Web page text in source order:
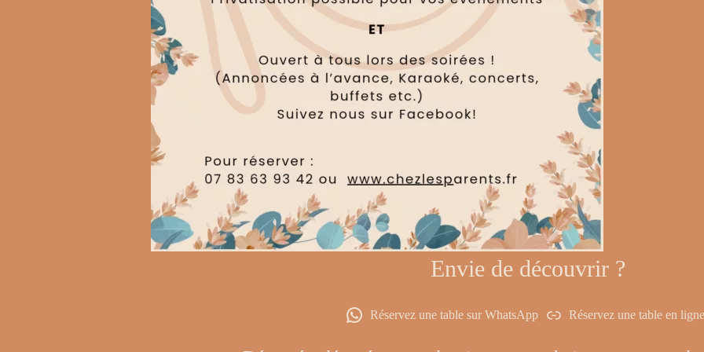
Envie de découvrir ?
Réservez une table sur WhatsApp Réservez une table en